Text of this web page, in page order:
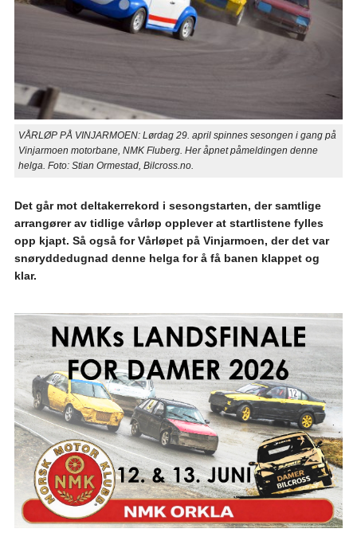
VÅRLØP PÅ VINJARMOEN: Lørdag 29. april spinnes sesongen i gang på
Vinjarmoen motorbane, NMK Fluberg. Her åpnet påmeldingen denne
helga. Foto: Stian Ormestad, Bilcross.no.
Det går mot deltakerrekord i sesongstarten, der samtlige
arrangører av tidlige vårløp opplever at startlistene fylles
opp kjapt. Så også for Vårløpet på Vinjarmoen, der det var
snøryddedugnad denne helga for å få banen klappet og
klar.